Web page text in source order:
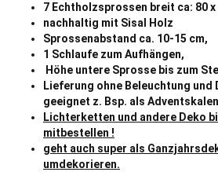
7 Echtholzsprossen breit ca: 80 x
nachhaltig mit Sisal Holz
Sprossenabstand ca. 10-15 cm,
1 Schlaufe zum Aufhängen,
Höhe untere Sprosse bis zum
Lieferung ohne Beleuchtung und
geeignet z. Bsp. als
Lichterketten und andere Deko
mitbestellen !
geht auch super als
umdekorieren.